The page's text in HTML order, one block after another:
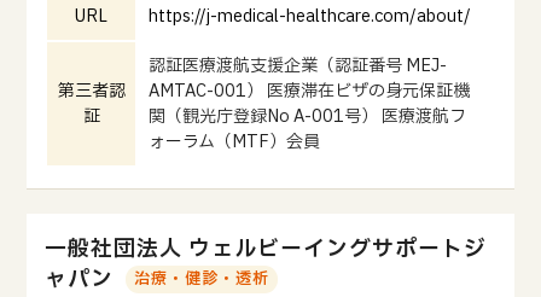
URL
https://j-medical-healthcare.com/about/
第三者認
証
認証医療渡航支援企業（認証番号 MEJ-
AMTAC-001） 医療滞在ビザの身元保証機
関（観光庁登録No A-001号） 医療渡航フ
ォーラム（MTF）会員
一般社団法人 ウェルビーイングサポートジ
ャパン
治療・健診・透析